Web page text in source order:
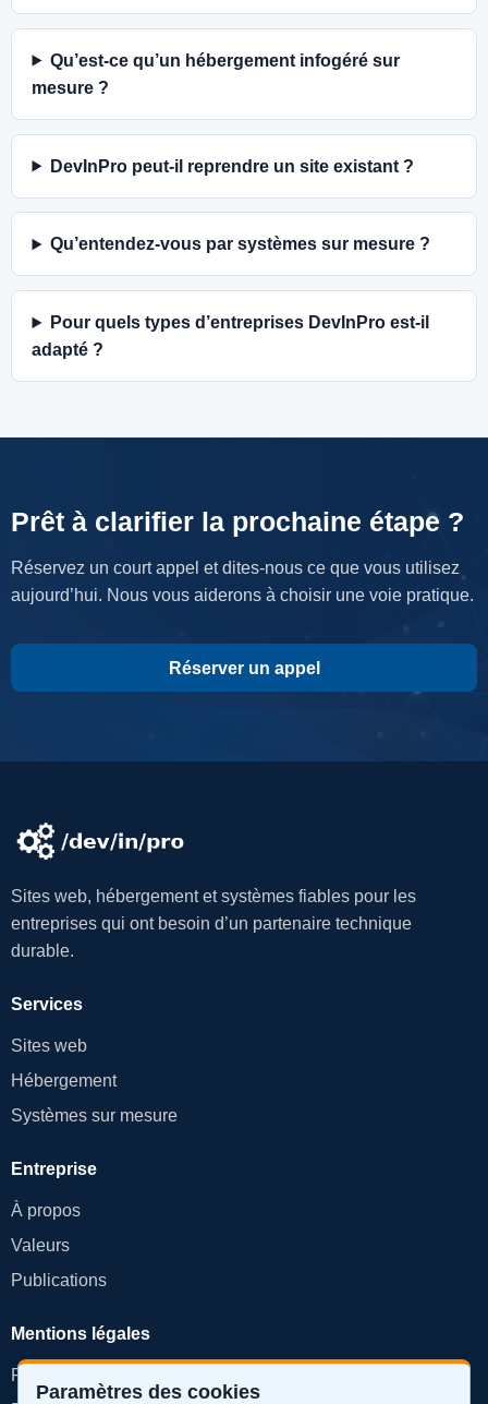
Qu’est-ce qu’un hébergement infogéré sur
mesure ?
DevInPro peut-il reprendre un site existant ?
Qu’entendez-vous par systèmes sur mesure ?
Pour quels types d’entreprises DevInPro est-il
adapté ?
Prêt à clarifier la prochaine étape ?
Réservez un court appel et dites-nous ce que vous utilisez
aujourd’hui. Nous vous aiderons à choisir une voie pratique.
Réserver un appel
Sites web, hébergement et systèmes fiables pour les
entreprises qui ont besoin d’un partenaire technique
durable.
Services
Sites web
Hébergement
Systèmes sur mesure
Entreprise
À propos
Valeurs
Publications
Mentions légales
Politique de confidentialité
Paramètres des cookies